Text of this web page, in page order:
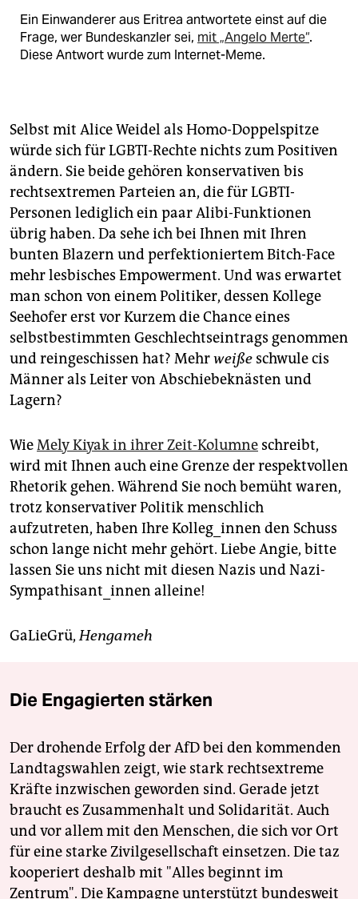
Ein Einwanderer aus Eritrea antwortete einst auf die
Frage, wer Bundeskanzler sei, mit „Angelo Merte“.
Diese Antwort wurde zum Internet-Meme.
Selbst mit Alice Weidel als Homo-Doppelspitze
würde sich für LGBTI-Rechte nichts zum Positiven
ändern. Sie beide gehören konservativen bis
rechtsextremen Parteien an, die für LGBTI-
Personen lediglich ein paar Alibi-Funktionen
übrig haben. Da sehe ich bei Ihnen mit Ihren
bunten Blazern und perfektioniertem Bitch-Face
mehr lesbisches Empowerment. Und was erwartet
man schon von einem Politiker, dessen Kollege
Seehofer erst vor Kurzem die Chance eines
selbstbestimmten Geschlechtseintrags genommen
und reingeschissen hat? Mehrweiße schwule cis
Männer als Leiter von Abschiebeknästen und
Lagern?
WieMely Kiyak in ihrer Zeit-Kolumne schreibt,
wird mit Ihnen auch eine Grenze der respektvollen
Rhetorik gehen. Während Sie noch bemüht waren,
trotz konservativer Politik menschlich
aufzutreten, haben Ihre Kol­leg_innen den Schuss
schon lange nicht mehr gehört. Liebe Angie, bitte
lassen Sie uns nicht mit diesen Nazis und Nazi-
Sympathisant_innen alleine!
GaLieGrü,Hengameh
Die Engagierten stärken
Der drohende Erfolg der AfD bei den kommenden
Landtagswahlen zeigt, wie stark rechtsextreme
Kräfte inzwischen geworden sind. Gerade jetzt
braucht es Zusammenhalt und Solidarität. Auch
und vor allem mit den Menschen, die sich vor Ort
für eine starke Zivilgesellschaft einsetzen. Die taz
kooperiert deshalb mit "Alles beginnt im
Zentrum". Die Kampagne unterstützt bundesweit